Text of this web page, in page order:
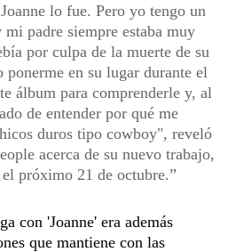
lo fue. Pero yo tengo un
padre siempre estaba muy
por culpa de la muerte de su
ponerme en su lugar durante el
álbum para comprenderle y, al
de entender por qué me
duros tipo cowboy", reveló
acerca de su nuevo trabajo,
próximo 21 de octubre.
con 'Joanne' era además
que mantiene con las